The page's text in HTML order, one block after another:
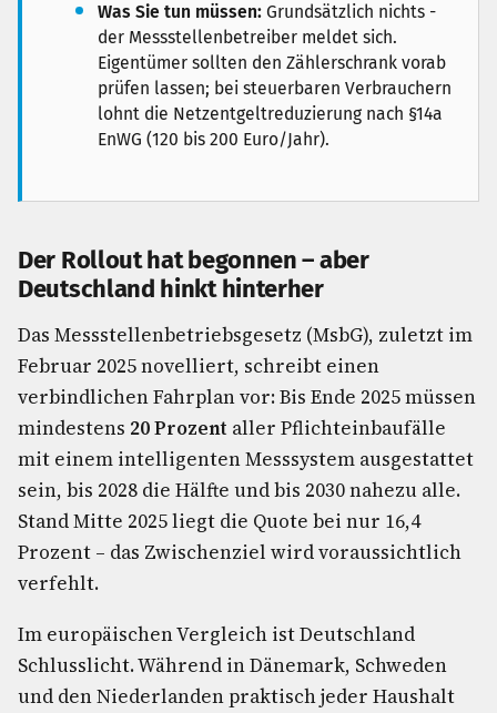
Was Sie tun müssen: Grundsätzlich nichts -
der Messstellenbetreiber meldet sich.
Eigentümer sollten den Zählerschrank vorab
prüfen lassen; bei steuerbaren Verbrauchern
lohnt die Netzentgeltreduzierung nach §14a
EnWG (120 bis 200 Euro/Jahr).
Der Rollout hat begonnen – aber
Deutschland hinkt hinterher
Das Messstellenbetriebsgesetz (MsbG), zuletzt im
Februar 2025 novelliert, schreibt einen
verbindlichen Fahrplan vor: Bis Ende 2025 müssen
mindestens 20 Prozent aller Pflichteinbaufälle
mit einem intelligenten Messsystem ausgestattet
sein, bis 2028 die Hälfte und bis 2030 nahezu alle.
Stand Mitte 2025 liegt die Quote bei nur 16,4
Prozent – das Zwischenziel wird voraussichtlich
verfehlt.
Im europäischen Vergleich ist Deutschland
Schlusslicht. Während in Dänemark, Schweden
und den Niederlanden praktisch jeder Haushalt